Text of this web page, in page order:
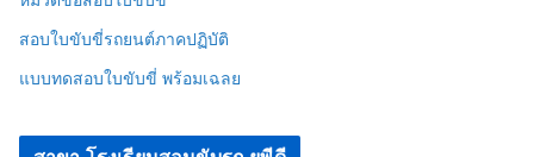
สอบใบขับขี่รถยนต์ภาคปฏิบัติ
แบบทดสอบใบขับขี่ พร้อมเฉลย